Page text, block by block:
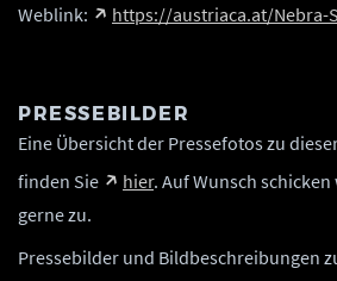
Weblink: https://austriaca.at/Nebra-
PRESSEBILDER
Eine Übersicht der Pressefotos zu
finden Sie
hier. Auf Wunsch
gerne zu.
Pressebilder und Bildbeschreibungen